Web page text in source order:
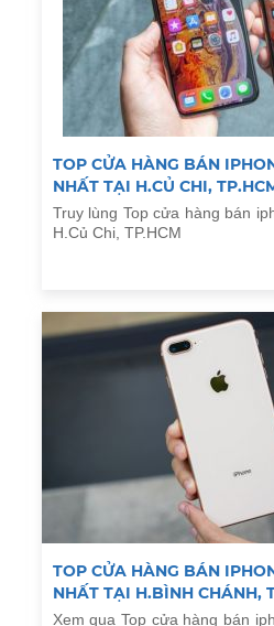
TOP CỬA HÀNG BÁN
NHẤT TẠI H.CỦ CHI,
Truy lùng Top cửa hàng bán
H.Củ Chi, TP.HCM
TOP CỬA HÀNG BÁN
NHẤT TẠI H.BÌNH CHÁNH,
Xem qua Top cửa hàng bán